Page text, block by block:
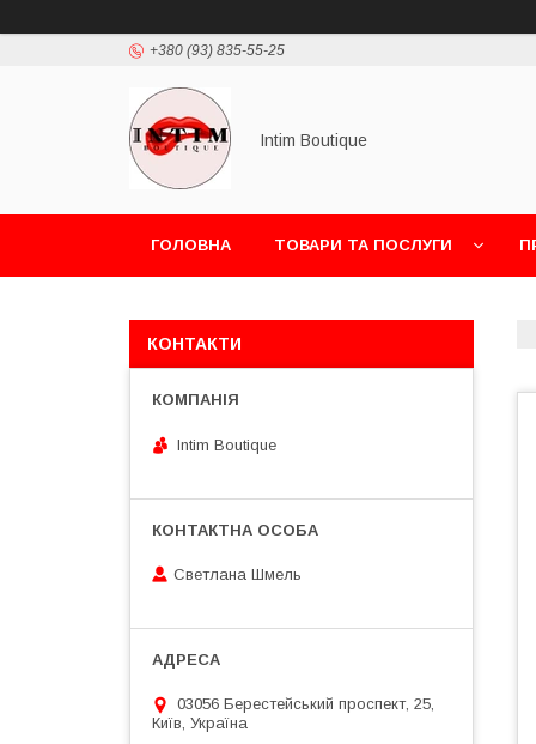
+380 (93) 835-55-25
Intim Boutique
ГОЛОВНА ТОВАРИ ТА ПОСЛУГИ
КОНТАКТИ
Intim Boutique
Светлана Шмель
03056 Берестейський проспект, 25,
Київ, Україна